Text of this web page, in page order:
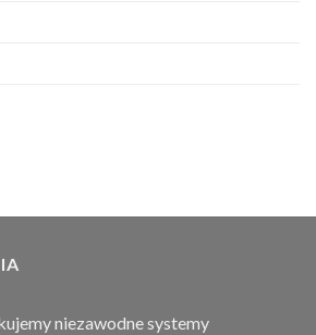
niezawodne systemy